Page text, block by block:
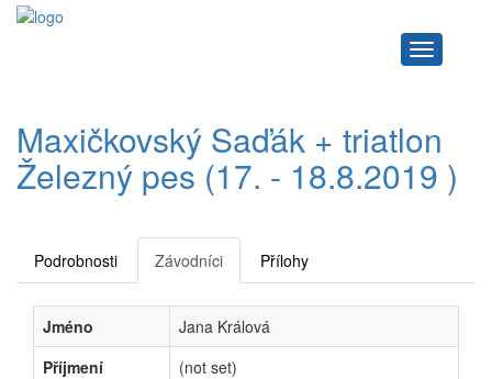
Navigace
Maxičkovský Saďák + triatlon
Železný pes (17. - 18.8.2019 )
Podrobnosti Závodníci Přílohy
Jméno
Jana Králová
Příjmení
(not set)